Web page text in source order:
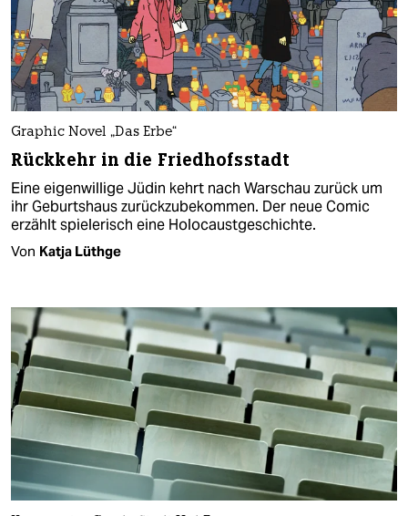
Graphic Novel „Das Erbe“
Rückkehr in die Friedhofsstadt
Eine eigenwillige Jüdin kehrt nach Warschau zurück um
ihr Geburtshaus zurückzubekommen. Der neue Comic
erzählt spielerisch eine Holocaustgeschichte.
Von Katja Lüthge